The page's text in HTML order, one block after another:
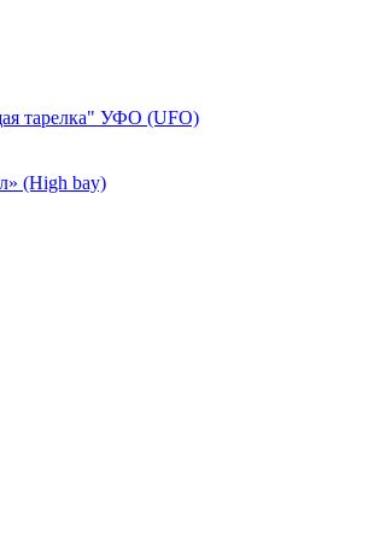
тарелка" УФО (UFO)
(High bay)